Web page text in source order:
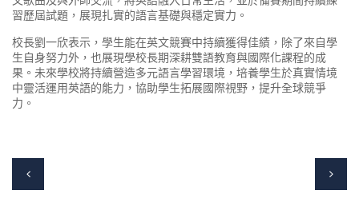
習歷屆試題，展現扎實的語言基礎與穩定實力。
校長劉一欣表示，學生能在英文競賽中持續獲得佳績，除了來自學
生自身努力外，也展現學校長期深耕雙語教育與國際化課程的成
果。未來學校將持續營造多元語言學習環境，培養學生於真實情境
中靈活運用英語的能力，協助學生拓展國際視野，提升全球競爭
力。